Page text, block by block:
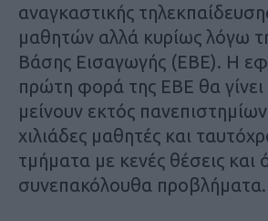
αναγκαστικής
μαθητών αλλά κυρίως λόγω
Βάσης Εισαγωγής (ΕΒΕ). Η
πρώτη φορά της ΕΒΕ θα γίνει
μείνουν εκτός
χιλιάδες μαθητές και
τμήματα με κενές θέσεις και
συνεπακόλουθα προβλήματα.